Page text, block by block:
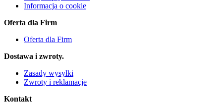
Informacja o cookie
Oferta dla Firm
Oferta dla Firm
Dostawa i zwroty.
Zasady wysyłki
Zwroty i reklamacje
Kontakt